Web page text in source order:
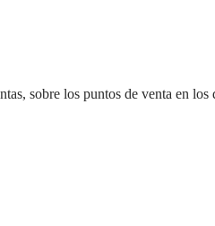
sobre los puntos de venta en